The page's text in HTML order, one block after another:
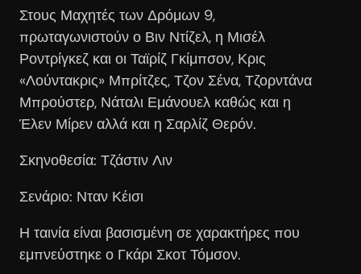
Στους Μαχητές των Δρόμων 9,
πρωταγωνιστούν ο Βιν Ντίζελ, η Μισέλ
Ροντρίγκεζ και οι Ταϊρίζ Γκίμπσον, Κρις
«Λούντακρις» Μπρίτζες, Τζον Σένα, Τζορντάνα
Μπρούστερ, Νάταλι Εμάνουελ καθώς και η
Έλεν Μίρεν αλλά και η Σαρλίζ Θερόν.
Σκηνοθεσία: Τζάστιν Λιν
Σενάριο: Νταν Κέισι
Η ταινία είναι βασισμένη σε χαρακτήρες που
εμπνεύστηκε ο Γκάρι Σκοτ Τόμσον.